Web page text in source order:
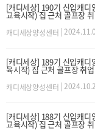
[캐디세상] 190기 신입캐디
교육시작) 집 근처 골프장
캐디세상양성센터 |
[캐디세상] 189기 신입캐디
육시작) 집 근처 골프장 취
캐디세상양성센터 |
[캐디세상] 188기 신입캐디
교육시작) 집 근처 골프장